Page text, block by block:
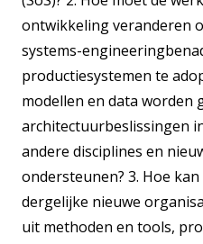
ontwikkeling veranderen
systems-
productiesystemen te
modellen en data worden
architectuurbeslissingen
andere disciplines en
ondersteunen? 3. Hoe
dergelijke nieuwe
uit methoden en tools,